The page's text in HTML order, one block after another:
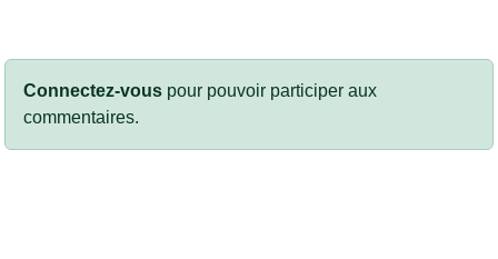
Connectez-vous pour pouvoir participer aux
commentaires.